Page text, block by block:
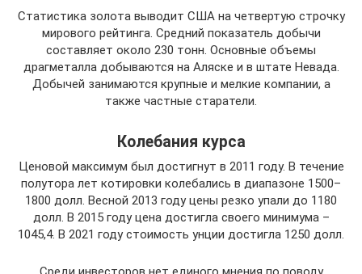
Статистика золота выводит США на четвертую строчку
мирового рейтинга. Средний показатель добычи
составляет около 230 тонн. Основные объемы
драгметалла добываются на Аляске и в штате Невада.
Добычей занимаются крупные и мелкие компании, а
также частные старатели.
Колебания курса
Ценовой максимум был достигнут в 2011 году. В течение
полутора лет котировки колебались в диапазоне 1500–
1800 долл. Весной 2013 году цены резко упали до 1180
долл. В 2015 году цена достигла своего минимума –
1045,4. В 2021 году стоимость унции достигла 1250 долл.